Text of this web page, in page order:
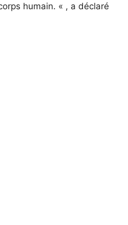
humain. « , a déclaré